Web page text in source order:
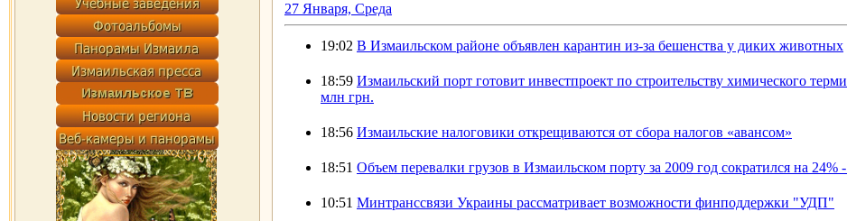
27 Января, Среда
19:02 В Измаильском районе объявлен карантин из-за бешенства у диких животных
18:59 Измаильский порт готовит инвестпроект по строительству химического
млн грн.
18:56 Измаильские налоговики открещиваются от сбора налогов «авансом»
18:51 Объем перевалки грузов в Измаильском порту за 2009 год сократился на
10:51 Минтранссвязи Украины рассматривает возможности финподдержки "УДП"